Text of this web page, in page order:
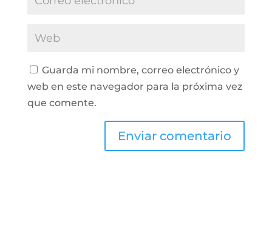
Guarda mi nombre, correo electrónico y
web en este navegador para la próxima vez
que comente.